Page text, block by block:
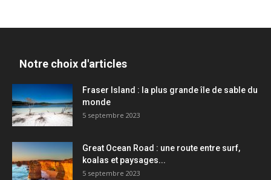
Notre choix d'articles
Fraser Island : la plus grande île de sable du
monde
5 septembre 2023
Great Ocean Road : une route entre surf,
koalas et paysages...
5 septembre 2023